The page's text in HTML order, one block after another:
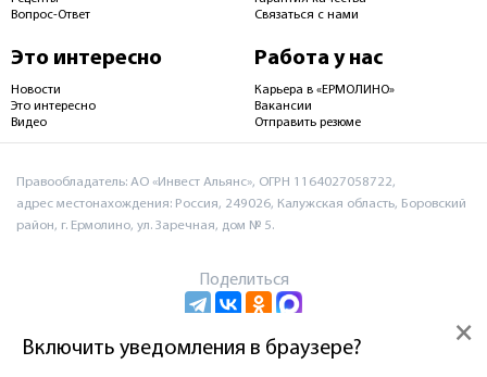
Вопрос-Ответ
Связаться с нами
Это интересно
Новости
Это интересно
Видео
Работа у нас
Карьера в «ЕРМОЛИНО»
Вакансии
Отправить резюме
Правообладатель: АО «Инвест Альянс», ОГРН 1164027058722,
адрес местонахождения: Россия, 249026, Калужская область, Боровский
район, г. Ермолино, ул. Заречная, дом № 5.
Поделиться
Пользовательское соглашение и политика
×
Включить уведомления в браузере?